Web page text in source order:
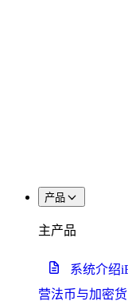
产品
主产品
系统介绍
营法币与加密